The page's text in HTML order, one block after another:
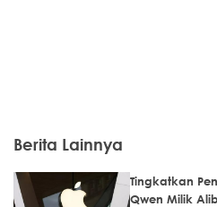
Berita Lainnya
Tingkatkan
Qwen Milik